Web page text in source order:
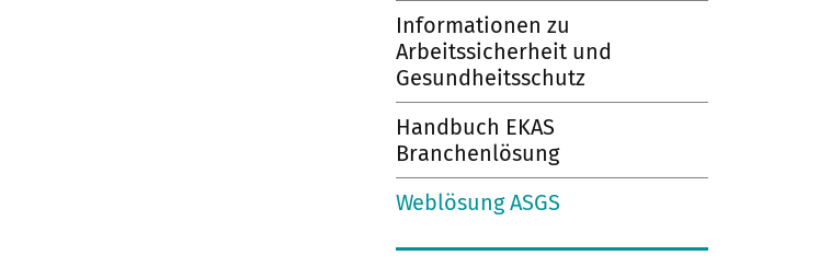
Informationen zu
Arbeitssicherheit und
Gesundheitsschutz
Handbuch EKAS
Branchenlösung
Weblösung ASGS